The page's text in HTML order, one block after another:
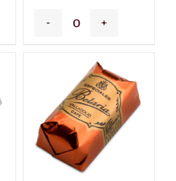
Bombón
licor
cantidad